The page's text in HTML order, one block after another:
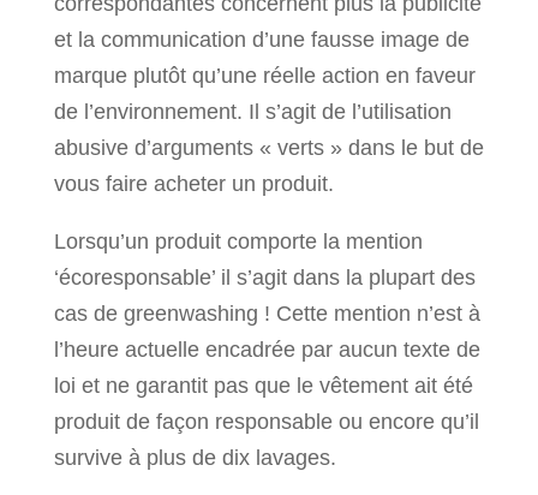
et la communication d’une fausse image de
marque plutôt qu’une réelle action en faveur
de l’environnement. Il s’agit de l’utilisation
abusive d’arguments « verts » dans le but de
vous faire acheter un produit.
Lorsqu’un produit comporte la mention
‘écoresponsable’ il s’agit dans la plupart des
cas de greenwashing ! Cette mention n’est à
l’heure actuelle encadrée par aucun texte de
loi et ne garantit pas que le vêtement ait été
produit de façon responsable ou encore qu’il
survive à plus de dix lavages.